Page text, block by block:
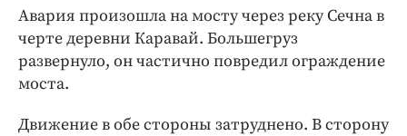
Авария произошла на мосту через реку Сечна в
черте деревни Каравай. Большегруз
развернуло, он частично повредил ограждение
моста.
Движение в обе стороны затруднено. В сторону